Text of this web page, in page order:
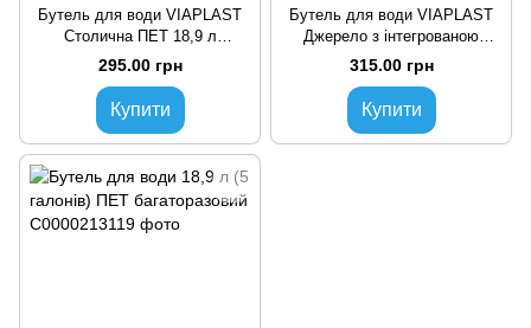
Бутель для води VIAPLAST
Столична ПЕТ 18,9 л
(C0000000587)
295.00 грн
Купити
Бутель для води VIAPLAST
Джерело з інтегрованою
ручкою ПЕТ 18,9 л
(00000003264)
315.00 грн
Купити